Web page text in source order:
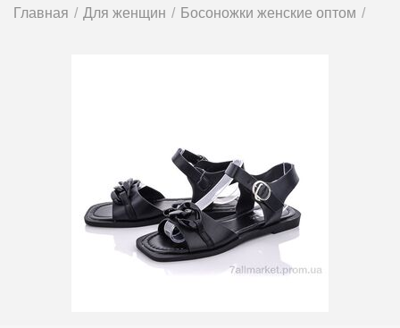
Главная / Для женщин / Босоножки женские оптом /